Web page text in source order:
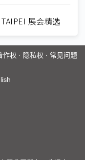
展会精选
作权 · 隐私权 · 常见问题